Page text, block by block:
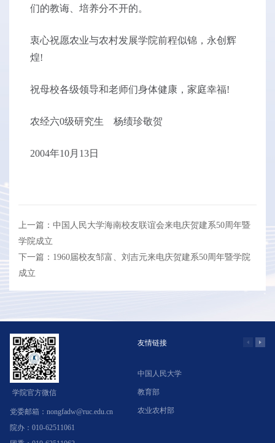
们的教诲、培养分不开的。
衷心祝愿农业与农村发展学院前程似锦，永创辉
煌!
祝母校各级领导和老师们身体健康，家庭幸福!
农经六0级研究生 杨绩珍敬贺
2004年10月13日
上一篇：中国人民大学海南校友联谊会来电庆贺建系50周年暨
学院成立
下一篇：1960届校友邹富、刘吉元来电庆贺建系50周年暨学院
成立
学院官方微信
党委邮箱：nongfadw@ruc.edu.cn
院办：010-62511061
友情链接
中国人民大学
教育部
农业农村部